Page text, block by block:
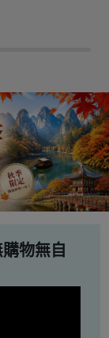
物無自